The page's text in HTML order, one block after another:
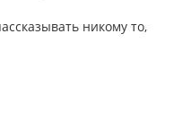
никому то,